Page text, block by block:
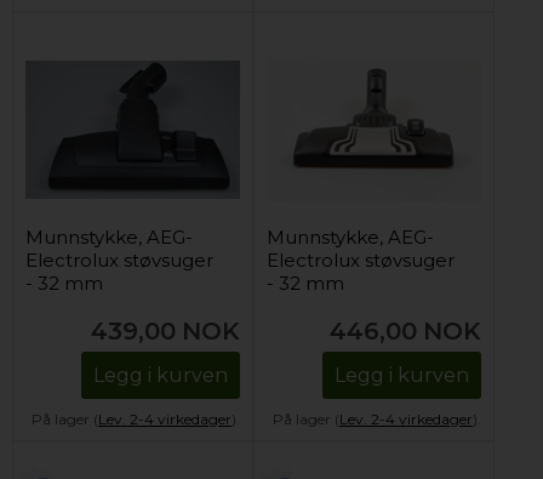
Munnstykke, AEG-
Electrolux støvsuger
- 32 mm
439,00 NOK
Legg i kurven
På lager (Lev. 2-4 virkedager).
Munnstykke, AEG-
Electrolux støvsuger
- 32 mm
446,00 NOK
Legg i kurven
På lager (Lev. 2-4 virkedager).